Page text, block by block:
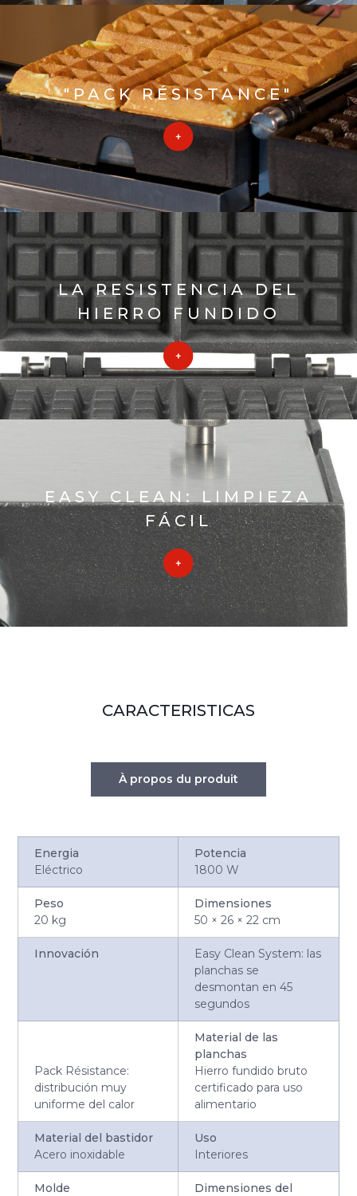
"PACK RÉSISTANCE"
LA RESISTENCIA DEL
HIERRO FUNDIDO
EASY CLEAN: LIMPIEZA
FÁCIL
CARACTERISTICAS
À propos du produit
Energia
Eléctrico
Potencia
1800 W
Peso
20 kg
Dimensiones
50 × 26 × 22 cm
Innovación
Easy Clean System: las
planchas se
desmontan en 45
segundos
Pack Résistance:
distribución muy
uniforme del calor
Material de las
planchas
Hierro fundido bruto
certificado para uso
alimentario
Material del bastidor
Acero inoxidable
Uso
Interiores
Molde Dimensiones del